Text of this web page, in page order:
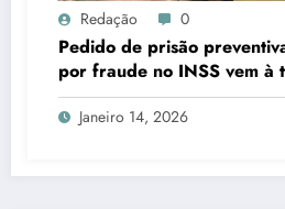
Redação 0
Pedido de prisão
por fraude no INSS vem à
Janeiro 14, 2026